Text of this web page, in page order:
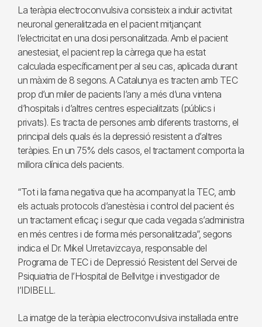
La teràpia electroconvulsiva consisteix a induir activitat
neuronal generalitzada en el pacient mitjançant
l’electricitat en una dosi personalitzada. Amb el pacient
anestesiat, el pacient rep la càrrega que ha estat
calculada específicament per al seu cas, aplicada durant
un màxim de 8 segons. A Catalunya es tracten amb TEC
prop d’un miler de pacients l’any a més d’una vintena
d’hospitals i d’altres centres especialitzats (públics i
privats). Es tracta de persones amb diferents trastorns, el
principal dels quals és la depressió resistent a d’altres
teràpies. En un 75% dels casos, el tractament comporta la
millora clínica dels pacients.
“Tot i la fama negativa que ha acompanyat la TEC, amb
els actuals protocols d’anestèsia i control del pacient és
un tractament eficaç i segur que cada vegada s’administra
en més centres i de forma més personalitzada”, segons
indica el Dr. Mikel Urretavizcaya, responsable del
Programa de TEC i de Depressió Resistent del Servei de
Psiquiatria de l’Hospital de Bellvitge i investigador de
l’IDIBELL.
La imatge de la teràpia electroconvulsiva instal·lada entre